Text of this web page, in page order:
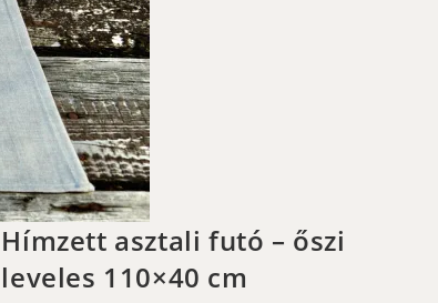
Hímzett asztali futó – őszi
leveles 110×40 cm